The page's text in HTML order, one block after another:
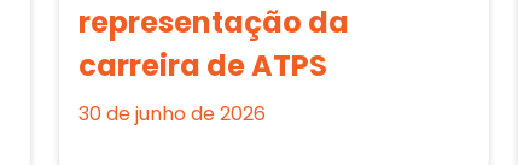
representação da
carreira de ATPS
30 de junho de 2026